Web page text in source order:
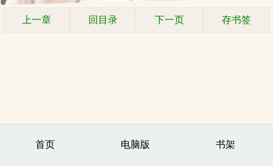
上一章 回目录 下一页 存书签
首页 电脑版 书架